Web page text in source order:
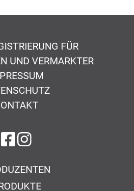
FÜR
UND VERMARKTER
auf Facebook
auf Instagram